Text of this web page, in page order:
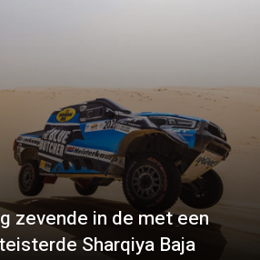
zevende in de met een
Sharqiya Baja